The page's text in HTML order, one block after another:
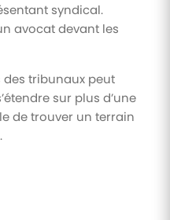
syndical.
avocat devant les
des tribunaux peut
sur plus d’une
de trouver un terrain